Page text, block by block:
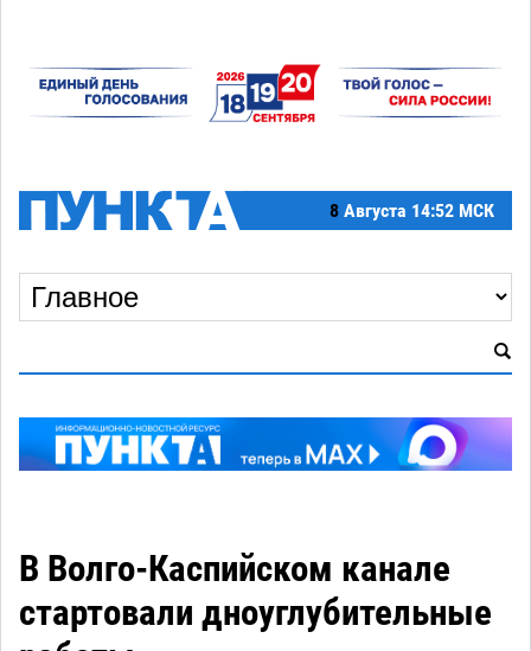
8 Августа 14:52 МСК
В Волго-Каспийском канале
стартовали дноуглубительные